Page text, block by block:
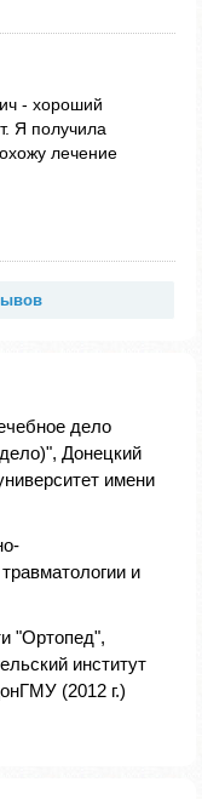
- хороший
Я получила
лечение
дело
Донецкий
имени
и
"Ортопед",
институт
(2012 г.)